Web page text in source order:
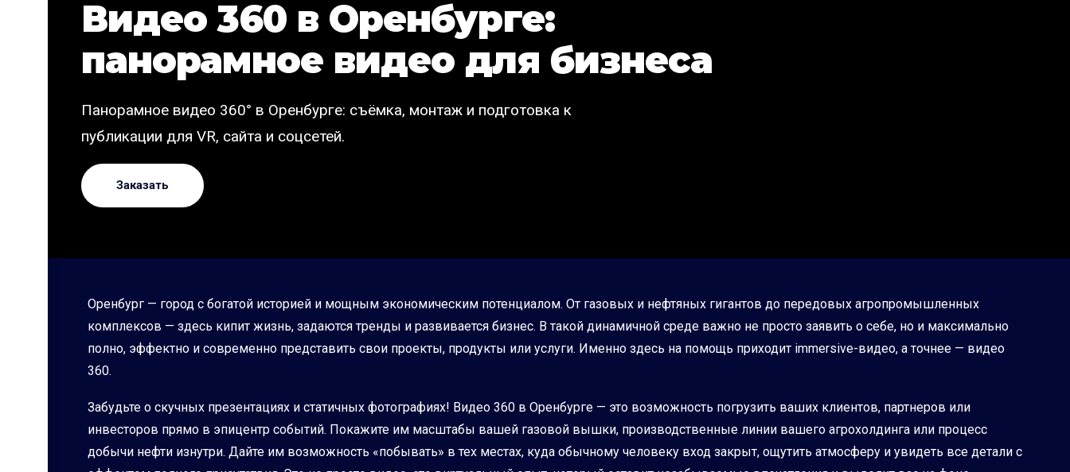
Видео 360 в Оренбурге:
панорамное видео для бизнеса
Панорамное видео 360° в Оренбурге: съёмка, монтаж и подготовка к
публикации для VR, сайта и соцсетей.
Заказать
Оренбург — город с богатой историей и мощным экономическим потенциалом. От газовых и нефтяных гигантов до передовых агропромышленных
комплексов — здесь кипит жизнь, задаются тренды и развивается бизнес. В такой динамичной среде важно не просто заявить о себе, но и максимально
полно, эффектно и современно представить свои проекты, продукты или услуги. Именно здесь на помощь приходит immersive-видео, а точнее — видео
360.
Забудьте о скучных презентациях и статичных фотографиях! Видео 360 в Оренбурге — это возможность погрузить ваших клиентов, партнеров или
инвесторов прямо в эпицентр событий. Покажите им масштабы вашей газовой вышки, производственные линии вашего агрохолдинга или процесс
добычи нефти изнутри. Дайте им возможность «побывать» в тех местах, куда обычному человеку вход закрыт, ощутить атмосферу и увидеть все детали с